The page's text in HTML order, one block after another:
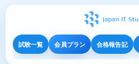
試験一覧 会員プラン 合格報告記